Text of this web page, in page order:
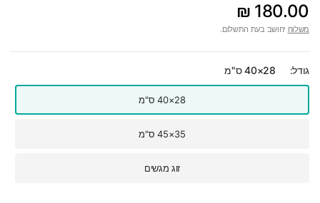
180.00 ₪
משלוח יחושב בעת התשלום.
גודל: 28×40 ס"מ
28×40 ס"מ
35×45 ס"מ
זוג מגשים